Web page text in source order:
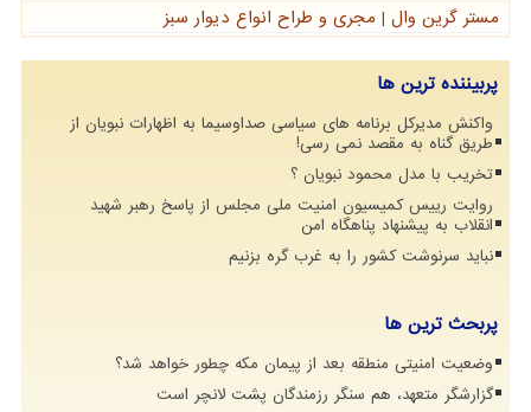
مستر گرین وال | مجری و طراح انواع دیوار سبز
پربیننده ترین ها
واکنش مدیرکل برنامه های سیاسی صداوسیما به اظهارات نبویان از
طریق گناه به مقصد نمی رسی!
تخریب با مدل محمود نبویان ؟
روایت رییس کمیسیون امنیت ملی مجلس از پاسخ رهبر شهید
انقلاب به پیشنهاد پناهگاه امن
نباید سرنوشت کشور را به غرب گره بزنیم
پربحث ترین ها
وضعیت امنیتی منطقه بعد از پیمان مکه چطور خواهد شد؟
گزارشگر متعهد، هم سنگر رزمندگان پشت لانچر است